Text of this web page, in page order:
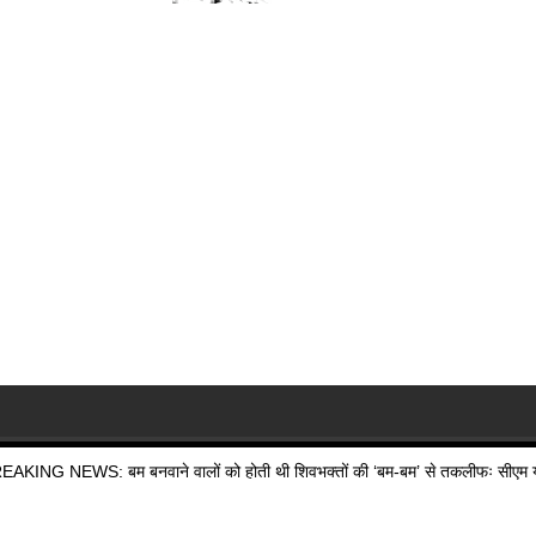
NEWS: बम बनवाने वालों को होती थी शिवभक्तों की ‘बम-बम’ से तकलीफः सीएम